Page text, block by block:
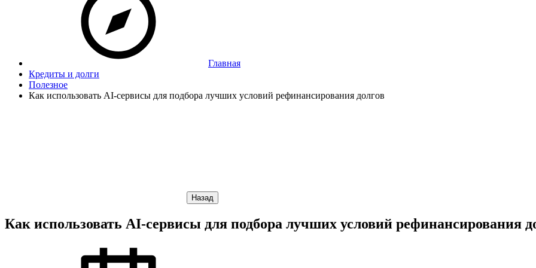
Главная
Кредиты и долги
Полезное
Как использовать AI-сервисы для подбора лучших условий рефинансирования долгов
Назад
Как использовать AI-сервисы для подбора лучших условий рефинансирования